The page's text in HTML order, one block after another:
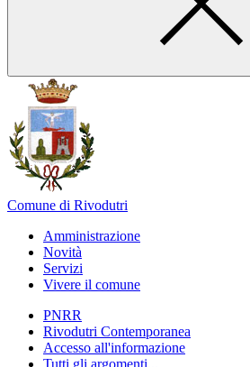
Comune di Rivodutri
Amministrazione
Novità
Servizi
Vivere il comune
PNRR
Rivodutri Contemporanea
Accesso all'informazione
Tutti gli argomenti...